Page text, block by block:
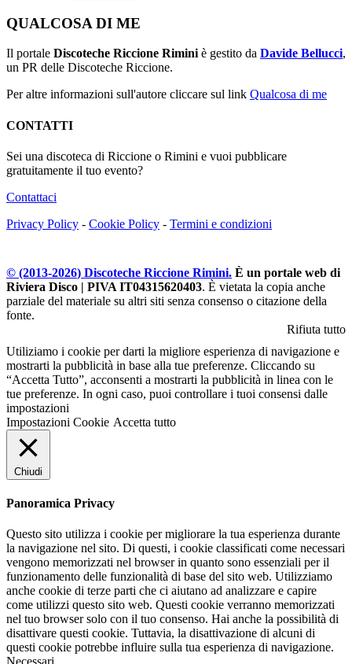
QUALCOSA DI ME
Il portale Discoteche Riccione Rimini è gestito da Davide Bellucci,
un PR delle Discoteche Riccione.
Per altre informazioni sull'autore cliccare sul link Qualcosa di me
CONTATTI
Sei una discoteca di Riccione o Rimini e vuoi pubblicare
gratuitamente il tuo evento?
Contattaci
Privacy Policy - Cookie Policy - Termini e condizioni
© (2013-2026) Discoteche Riccione Rimini. È un portale web di
Riviera Disco | PIVA IT04315620403. È vietata la copia anche
parziale del materiale su altri siti senza consenso o citazione della
fonte.
Rifiuta tutto
Utiliziamo i cookie per darti la migliore esperienza di navigazione e
mostrarti la pubblicità in base alla tue preferenze. Cliccando su
“Accetta Tutto”, acconsenti a mostrarti la pubblicità in linea con le
tue preferenze. In ogni caso, puoi controllare i tuoi consensi dalle
impostazioni
Impostazioni Cookie Accetta tutto
Chiudi
Panoramica Privacy
Questo sito utilizza i cookie per migliorare la tua esperienza durante
la navigazione nel sito. Di questi, i cookie classificati come necessari
vengono memorizzati nel browser in quanto sono essenziali per il
funzionamento delle funzionalità di base del sito web. Utilizziamo
anche cookie di terze parti che ci aiutano ad analizzare e capire
come utilizzi questo sito web. Questi cookie verranno memorizzati
nel tuo browser solo con il tuo consenso. Hai anche la possibilità di
disattivare questi cookie. Tuttavia, la disattivazione di alcuni di
questi cookie potrebbe influire sulla tua esperienza di navigazione.